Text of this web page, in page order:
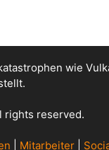
wie
rights reserved.
Mitarbeiter